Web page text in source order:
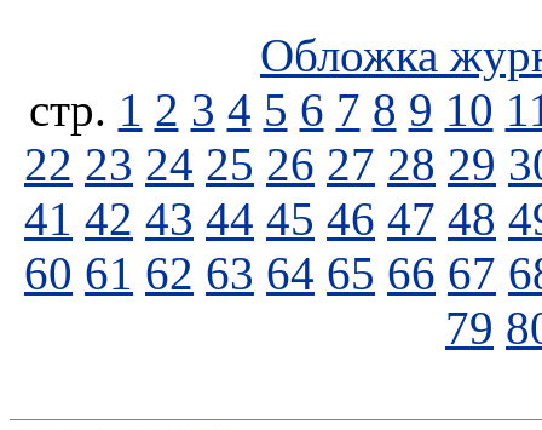
Обложка
стp. 1 2 3 4 5 6 7 8 9 10
22 23 24 25 26 27 28 29
41 42 43 44 45 46 47 48
60 61 62 63 64 65 66 67
79